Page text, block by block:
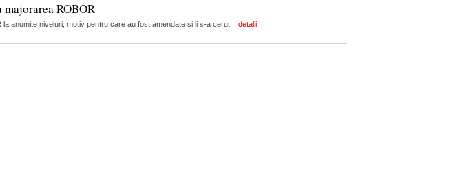
ROBOR
anumite niveluri, motiv pentru care au fost amendate și li s-a cerut... detalii